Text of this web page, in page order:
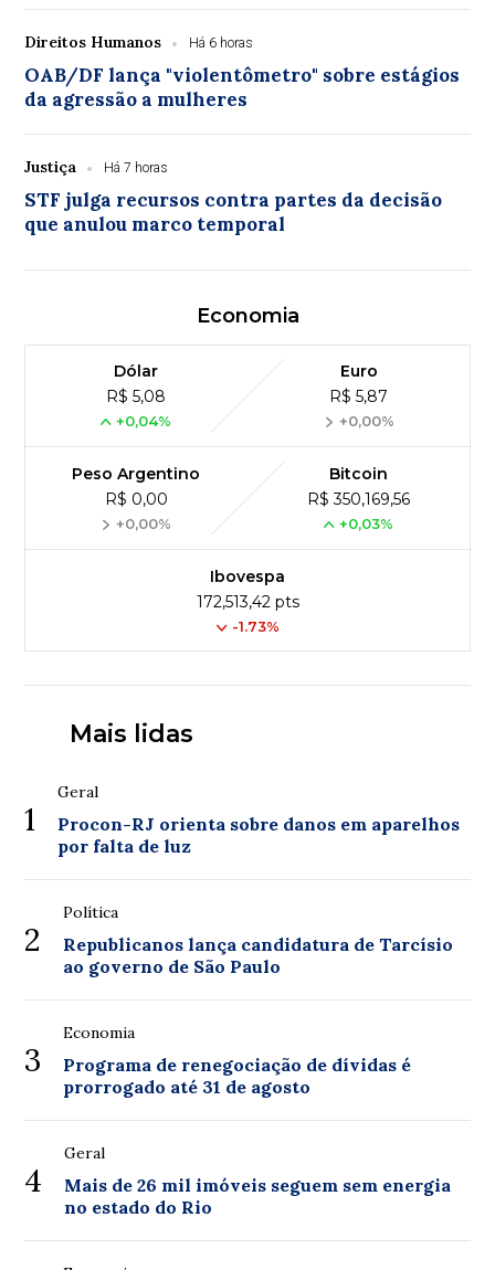
Direitos Humanos Há 6 horas
OAB/DF lança "violentômetro" sobre estágios
da agressão a mulheres
Justiça Há 7 horas
STF julga recursos contra partes da decisão
que anulou marco temporal
Economia
Dólar
R$ 5,08
+0,04%
Euro
R$ 5,87
+0,00%
Peso Argentino
R$ 0,00
+0,00%
Bitcoin
R$ 350,169,56
+0,03%
Ibovespa
172,513,42 pts
-1.73%
Mais lidas
1
Geral
Procon-RJ orienta sobre danos em aparelhos
por falta de luz
2
Política
Republicanos lança candidatura de Tarcísio
ao governo de São Paulo
3
Economia
Programa de renegociação de dívidas é
prorrogado até 31 de agosto
4
Geral
Mais de 26 mil imóveis seguem sem energia
no estado do Rio